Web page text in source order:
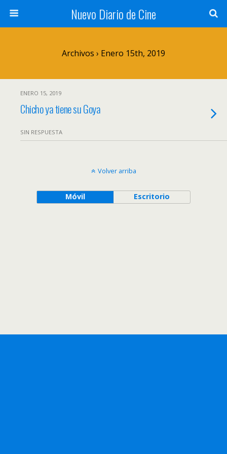
Nuevo Diario de Cine
Archivos › Enero 15th, 2019
ENERO 15, 2019
Chicho ya tiene su Goya
SIN RESPUESTA
Volver arriba
Móvil Escritorio